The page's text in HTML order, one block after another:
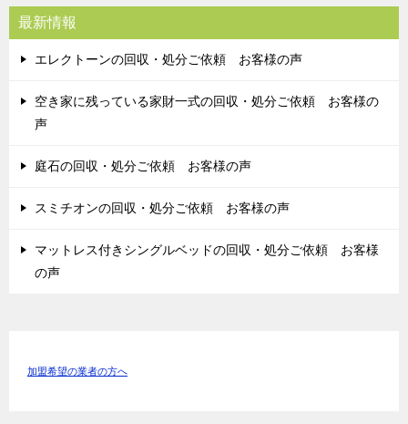
最新情報
エレクトーンの回収・処分ご依頼 お客様の声
空き家に残っている家財一式の回収・処分ご依頼 お客様の
声
庭石の回収・処分ご依頼 お客様の声
スミチオンの回収・処分ご依頼 お客様の声
マットレス付きシングルベッドの回収・処分ご依頼 お客様
の声
加盟希望の業者の方へ